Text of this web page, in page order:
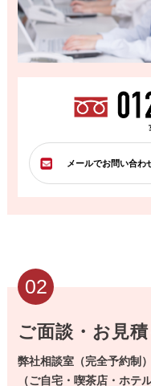
メールでお問い合わ
ご面談・お見
弊社相談室（完全予約制
（ご自宅・喫茶店・ホテ
02